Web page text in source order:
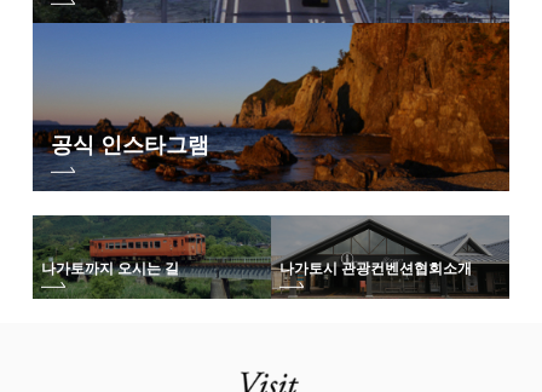
공식 인스타그램
나가토까지 오시는 길 나가토시 관광컨벤션협회소개